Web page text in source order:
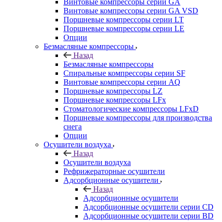
Винтовые компрессоры cерии GA
Винтовые компрессоры cерии GA VSD
Поршневые компрессоры серии LT
Поршневые компрессоры серии LE
Опции
Безмасляные компрессоры
Назад
Безмасляные компрессоры
Спиральные компрессоры серии SF
Винтовые компрессоры серии AQ
Поршневые компрессоры LZ
Поршневые компрессоры LFx
Стоматологические компрессоры LFxD
Поршневые компрессоры для производства
снега
Опции
Осушители воздуха
Назад
Осушители воздуха
Рефрижераторные осушители
Адсорбционные осушители
Назад
Адсорбционные осушители
Адсорбционные осушители серии CD
Адсорбционные осушители серии BD